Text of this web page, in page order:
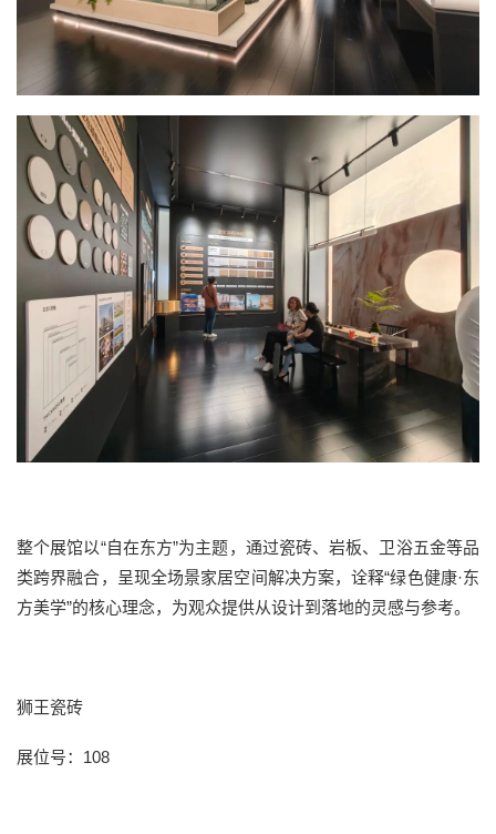
整个展馆以“自在东方”为主题，通过瓷砖、岩板、卫浴五金等品
类跨界融合，呈现全场景家居空间解决方案，诠释“绿色健康·东
方美学”的核心理念，为观众提供从设计到落地的灵感与参考。
狮王瓷砖
展位号： 108